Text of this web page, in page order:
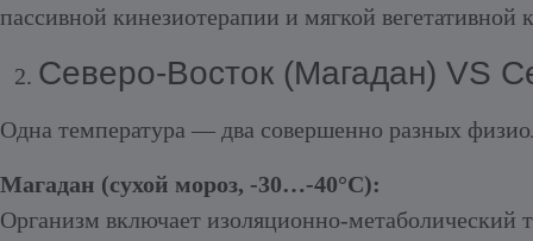
пассивной кинезиотерапии и мягкой вегетативной
Северо-Восток (Магадан) VS
Одна температура — два совершенно разных
Магадан (сухой мороз, -30…-40°C):
Организм включает изоляционно-метаболический